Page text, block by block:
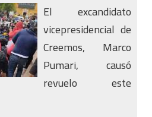
El excandidato
vicepresidencial de
Creemos, Marco
Pumari, causó
revuelo este